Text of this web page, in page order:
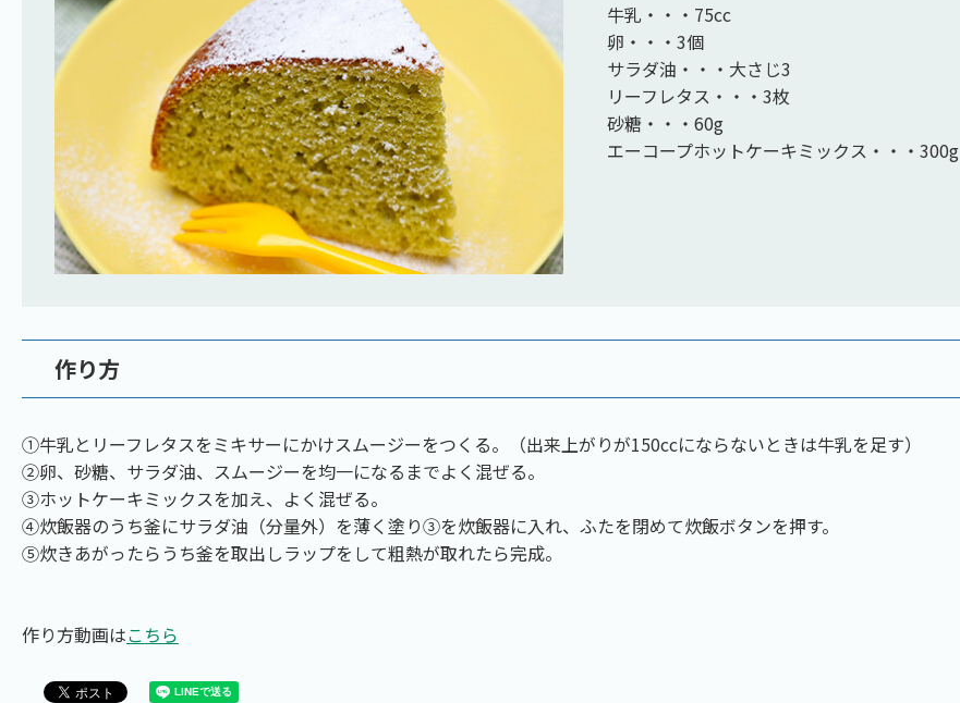
牛乳・・・75cc
卵・・・3個
サラダ油・・・大さじ3
リーフレタス・・・3枚
砂糖・・・60g
エーコープホットケーキミックス・・・300g
作り方
①牛乳とリーフレタスをミキサーにかけスムージーをつくる。（出来上がりが150ccにならないときは牛乳を足す）
②卵、砂糖、サラダ油、スムージーを均一になるまでよく混ぜる。
③ホットケーキミックスを加え、よく混ぜる。
④炊飯器のうち釜にサラダ油（分量外）を薄く塗り③を炊飯器に入れ、ふたを閉めて炊飯ボタンを押す。
⑤炊きあがったらうち釜を取出しラップをして粗熱が取れたら完成。
作り方動画はこちら